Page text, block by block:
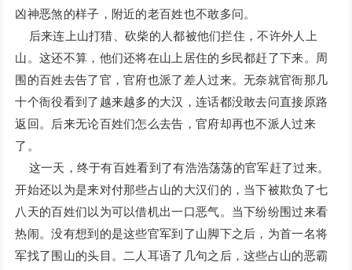
凶神恶煞的样子，附近的老百姓也不敢多问。
后来连上山打猎、砍柴的人都被他们拦住，不许外人上
山。这还不算，他们还将在山上居住的乡民都赶了下来。周
围的百姓去告了官，官府也派了差人过来。无奈就官衙那几
十个衙役看到了越来越多的大汉，连话都没敢去问直接原路
返回。后来无论百姓们怎么去告，官府却再也不派人过来
了。
这一天，终于有百姓看到了有浩浩荡荡的官军赶了过来。
开始还以为是来对付那些占山的大汉们的，当下被欺负了七
八天的百姓们以为可以借机出一口恶气。当下纷纷围过来看
热闹。没有想到的是这些官军到了山脚下之后，为首一名将
军找了围山的头目。二人耳语了几句之后，这些占山的恶霸